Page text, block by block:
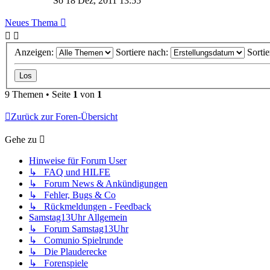
Neues Thema
Anzeigen: Sortiere nach:
9 Themen • Seite 1 von 1
Zurück zur Foren-Übersicht
Gehe zu
Hinweise für Forum User
↳ FAQ und HILFE
↳ Forum News & Ankündigungen
↳ Fehler, Bugs & Co
↳ Rückmeldungen - Feedback
Samstag13Uhr Allgemein
↳ Forum Samstag13Uhr
↳ Comunio Spielrunde
↳ Die Plauderecke
↳ Forenspiele